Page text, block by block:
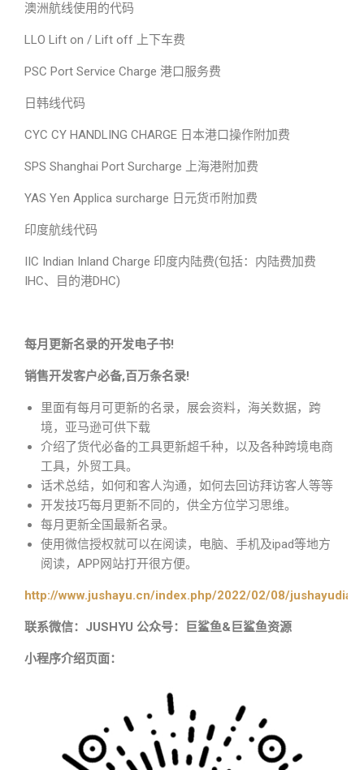
澳洲航线使用的代码
LLO Lift on / Lift off 上下车费
PSC Port Service Charge 港口服务费
日韩线代码
CYC CY HANDLING CHARGE 日本港口操作附加费
SPS Shanghai Port Surcharge 上海港附加费
YAS Yen Applica surcharge 日元货币附加费
印度航线代码
IIC Indian Inland Charge 印度内陆费(包括：内陆费加费
IHC、目的港DHC)
每月更新名录的开发电子书!
销售开发客户必备,百万条名录!
里面有每月可更新的名录，展会资料，海关数据，跨
境，亚马逊可供下载
介绍了货代必备的工具更新超千种，以及各种跨境电商
工具，外贸工具。
话术总结，如何和客人沟通，如何去回访拜访客人等等
开发技巧每月更新不同的，供全方位学习思维。
每月更新全国最新名录。
使用微信授权就可以在阅读，电脑、手机及ipad等地方
阅读，APP网站打开很方便。
http://www.jushayu.cn/index.php/2022/02/08/
联系微信：JUSHYU 公众号：巨鲨鱼&巨鲨鱼资源
小程序介绍页面：